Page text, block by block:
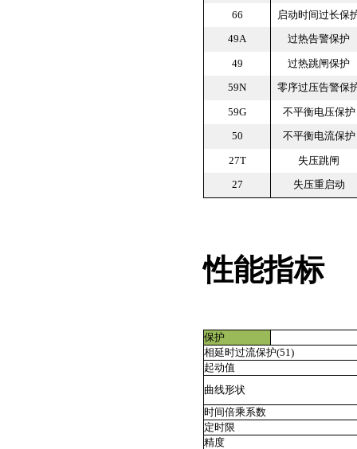
66 启动时间过长保
49A 过热告警保护
49 过热跳闸保护
59N 零序过压告警保
59G 不平衡电压保护
50 不平衡电流保护
27T 失压跳闸
27 失压重启动
性能指标
保护
相延时过流保护(51)
起动值
曲线形状
时间倍乘系数
定时限
精度